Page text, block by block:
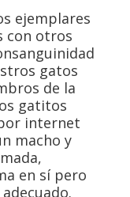
ejemplares
con otros
gatos
de la
gatitos
internet
macho y
en sí pero